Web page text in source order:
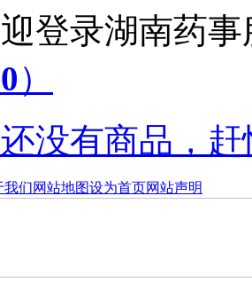
迎登录湖南药
0）
没有商品，
我们网站地图设为首页网站声明